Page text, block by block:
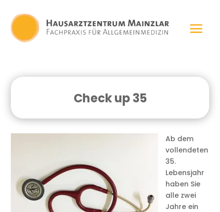
Check up 35
Ab dem
vollendeten
35.
Lebensjahr
haben Sie
alle zwei
Jahre ein